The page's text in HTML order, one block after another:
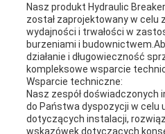
Nasz produkt Hydraulic
został zaprojektowany w celu
wydajności i trwałości w
burzeniami i
działanie i długowieczność
kompleksowe wsparcie
Wsparcie techniczne:
Nasz zespół
do Państwa dyspozycji w celu
dotyczących instalacji,
wskazówek dotyczących